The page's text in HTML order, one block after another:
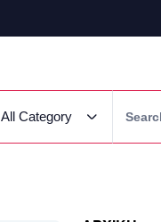
All Category